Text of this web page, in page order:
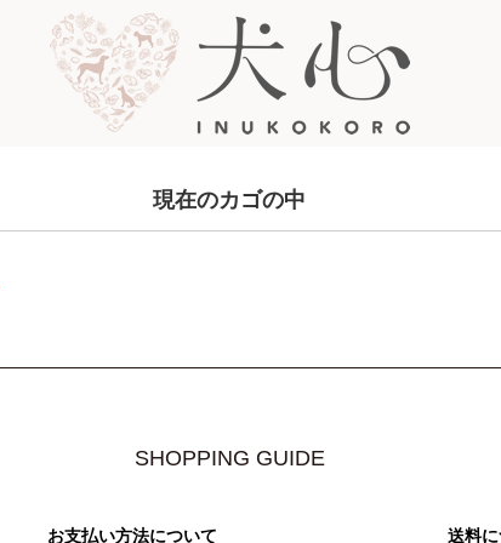
現在のカゴの中
SHOPPING GUIDE
お支払い方法について 送料